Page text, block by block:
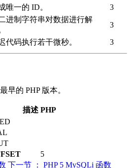
唯一的 ID。 3
进制字符串对数据进行解
3
代码执行若干微秒。 3
早的 PHP 版本。
描述 PHP
5
下一节 ： PHP 5 MySQLi 函数